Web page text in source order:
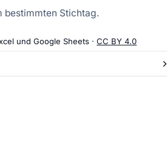
bestimmten Stichtag.
und Google Sheets ·CC BY 4.0